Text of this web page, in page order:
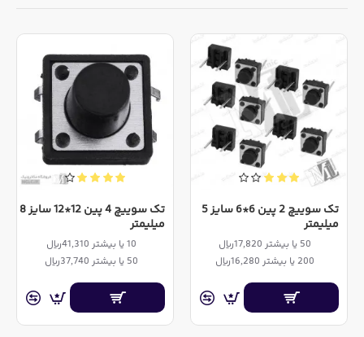
تک سوییچ 2 پین 6*6 سایز 5
میلیمتر
50 یا بیشتر 17,820ریال
200 یا بیشتر 16,280ریال
تک سوییچ 4 پین 12*12 سایز 8
میلیمتر
10 یا بیشتر 41,310ریال
50 یا بیشتر 37,740ریال